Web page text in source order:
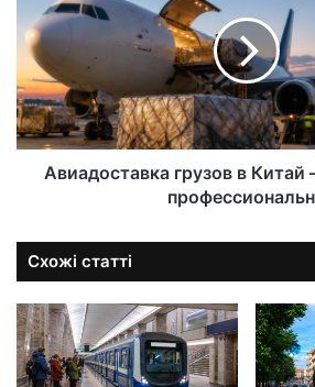
Авиадоставка грузов в
Схожі статті